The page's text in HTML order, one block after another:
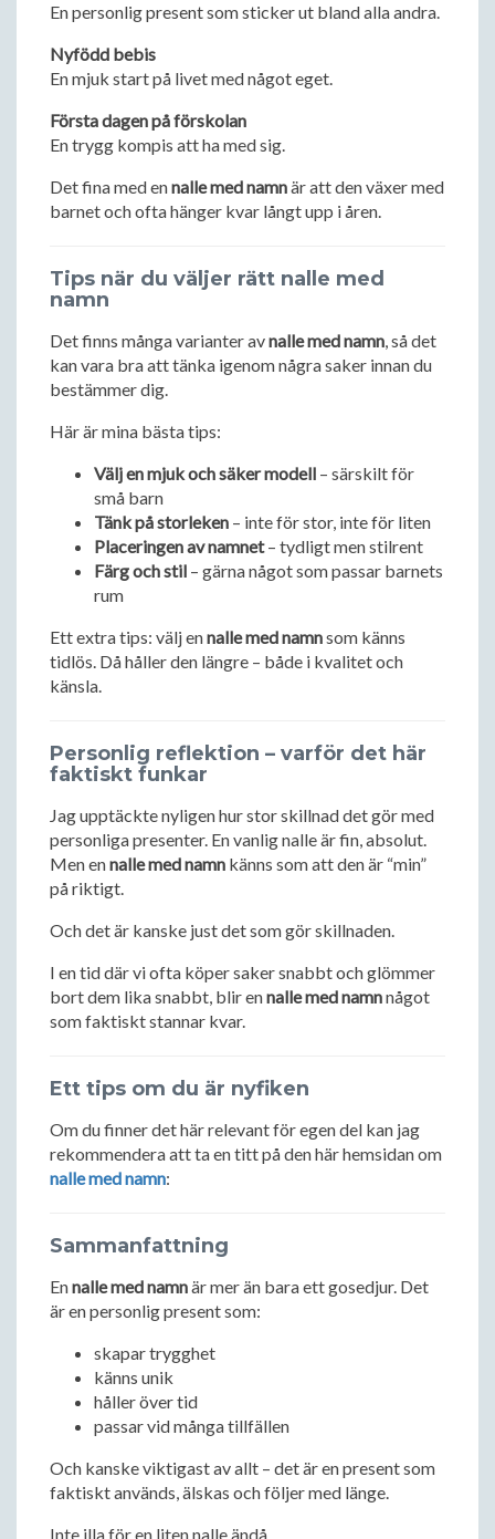
En personlig present som sticker ut bland alla andra.
Nyfödd bebis
En mjuk start på livet med något eget.
Första dagen på förskolan
En trygg kompis att ha med sig.
Det fina med ennalle med namnär att den växer med
barnet och ofta hänger kvar långt upp i åren.
Tips när du väljer rätt nalle med
namn
Det finns många varianter avnalle med namn, så det
kan vara bra att tänka igenom några saker innan du
bestämmer dig.
Här är mina bästa tips:
Välj en mjuk och säker modell – särskilt för
små barn
Tänk på storleken – inte för stor, inte för liten
Placeringen av namnet– tydligt men stilrent
Färg och stil – gärna något som passar barnets
rum
Ett extra tips: välj ennalle med namnsom känns
tidlös. Då håller den längre – både i kvalitet och
känsla.
Personlig reflektion – varför det här
faktiskt funkar
Jag upptäckte nyligen hur stor skillnad det gör med
personliga presenter. En vanlig nalle är fin, absolut.
Men ennalle med namn känns som att den är “min”
på riktigt.
Och det är kanske just det som gör skillnaden.
I en tid där vi ofta köper saker snabbt och glömmer
bort dem lika snabbt, blir ennalle med namnnågot
som faktiskt stannar kvar.
Ett tips om du är nyfiken
Om du finner det här relevant för egen del kan jag
rekommendera att ta en titt på den här hemsidan om
nalle med namn:
Sammanfattning
Ennalle med namnär mer än bara ett gosedjur. Det
är en personlig present som:
skapar trygghet
känns unik
håller över tid
passar vid många tillfällen
Och kanske viktigast av allt – det är en present som
faktiskt används, älskas och följer med länge.
Inte illa för en liten nalle ändå.